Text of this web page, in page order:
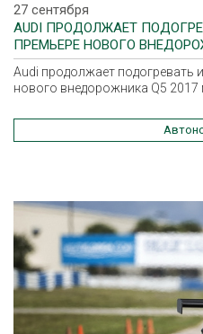
27 сентября
AUDI ПРОДОЛЖАЕТ
ПРЕМЬЕРЕ НОВОГО
МОДЕЛЬНОГО ГОДА
Audi продолжает подогревать
нового внедорожника Q5 2017